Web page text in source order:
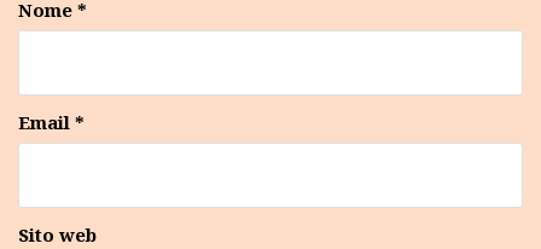
Nome *
Email *
Sito web